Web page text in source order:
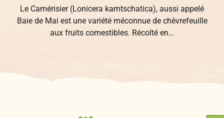
Le Camérisier (Lonicera kamtschatica), aussi appelé
Baie de Mai est une variété méconnue de chèvrefeuille
aux fruits comestibles. Récolté en…